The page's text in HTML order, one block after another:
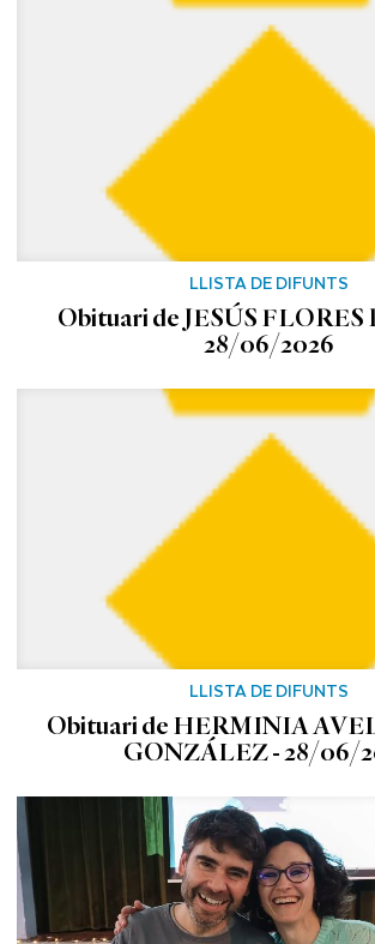
LLISTA DE DIFUNTS
Obituari de JESÚS FLORES
28/06/2026
LLISTA DE DIFUNTS
Obituari de HERMINIA
GONZÁLEZ - 28/06/